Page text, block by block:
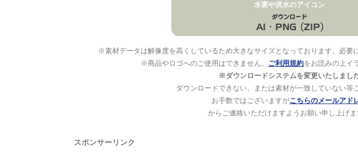
水害や洪水のアイコン
※素材データは解像度を高くしているため大きなサイズとなっております。必要
※商品やロゴへのご使用はできません。 ご利用規約をお読みの上イ
※ダウンロードシステムを変更いたしまし
ダウンロードできない、または素材が一致していない等
お手数ではございますがこちらのメールアド
からご連絡いただけますようお願い申し上げま
スポンサーリンク